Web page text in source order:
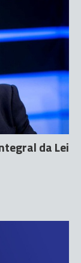
da Lei